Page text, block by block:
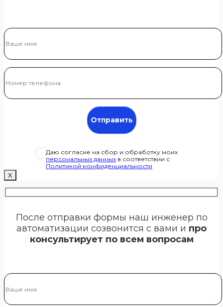
Даю согласие на сбор и обработку моих
персональных данных в соответствии с
Политикой конфиденциальности
Х
После отправки формы наш инженер по
автоматизации созвонится с вами и про
консультирует по всем вопросам